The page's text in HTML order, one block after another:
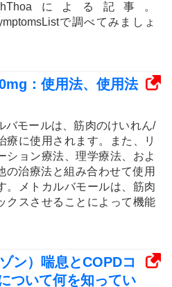
による記事。
で調べてみましょ
：使用法、使用法
バモールは、筋肉のけいれん/
療に使用されます。また、リ
ション療法、理学療法、およ
の治療法と組み合わせて使用​​
。メトカルバモールは、筋肉
クスさせることによって機能
ン）喘息とCOPDコ
ついて何を知ってい